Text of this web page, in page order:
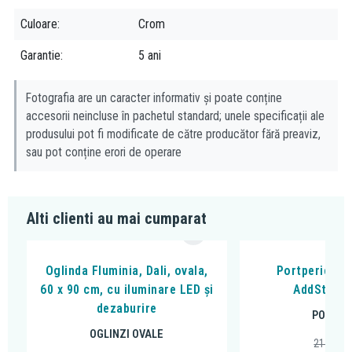
Culoare Crom
Garantie 5 ani
Fotografia are un caracter informativ și poate conține
accesorii neincluse în pachetul standard; unele specificații ale
produsului pot fi modificate de către producător fără preaviz,
sau pot conține erori de operare
Alti clienti au mai cumparat
Oglinda Fluminia, Dali, ovala,
60 x 90 cm, cu iluminare LED și
dezaburire
OGLINZI OVALE
Portperie,
217,02